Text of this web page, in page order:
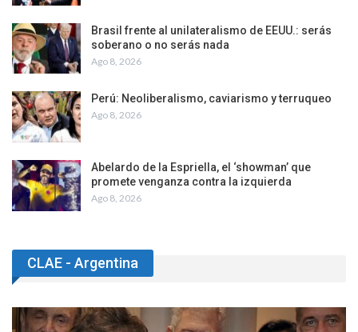
Brasil frente al unilateralismo de EEUU.: serás
soberano o no serás nada
Ago 8, 2026
Perú: Neoliberalismo, caviarismo y terruqueo
Ago 8, 2026
Abelardo de la Espriella, el ‘showman’ que
promete venganza contra la izquierda
Ago 8, 2026
CLAE - Argentina